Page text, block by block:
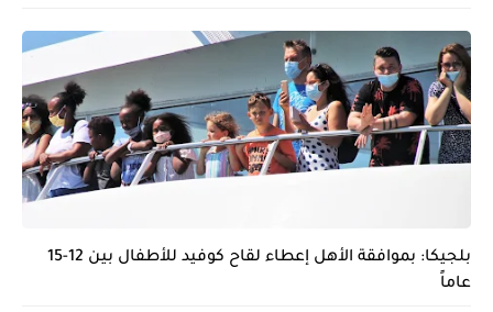
بلجيكا: بموافقة الأهل إعطاء لقاح كوفيد للأطفال بين 12-15
عاماً